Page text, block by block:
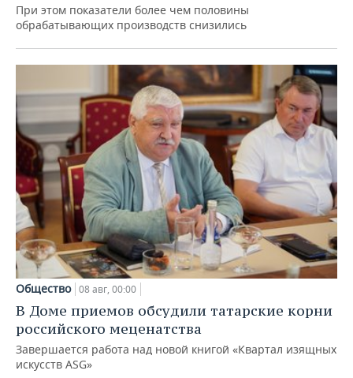
При этом показатели более чем половины
обрабатывающих производств снизились
Общество 08 авг, 00:00
В Доме приемов обсудили татарские корни
российского меценатства
Завершается работа над новой книгой «Квартал изящных
искусств ASG»